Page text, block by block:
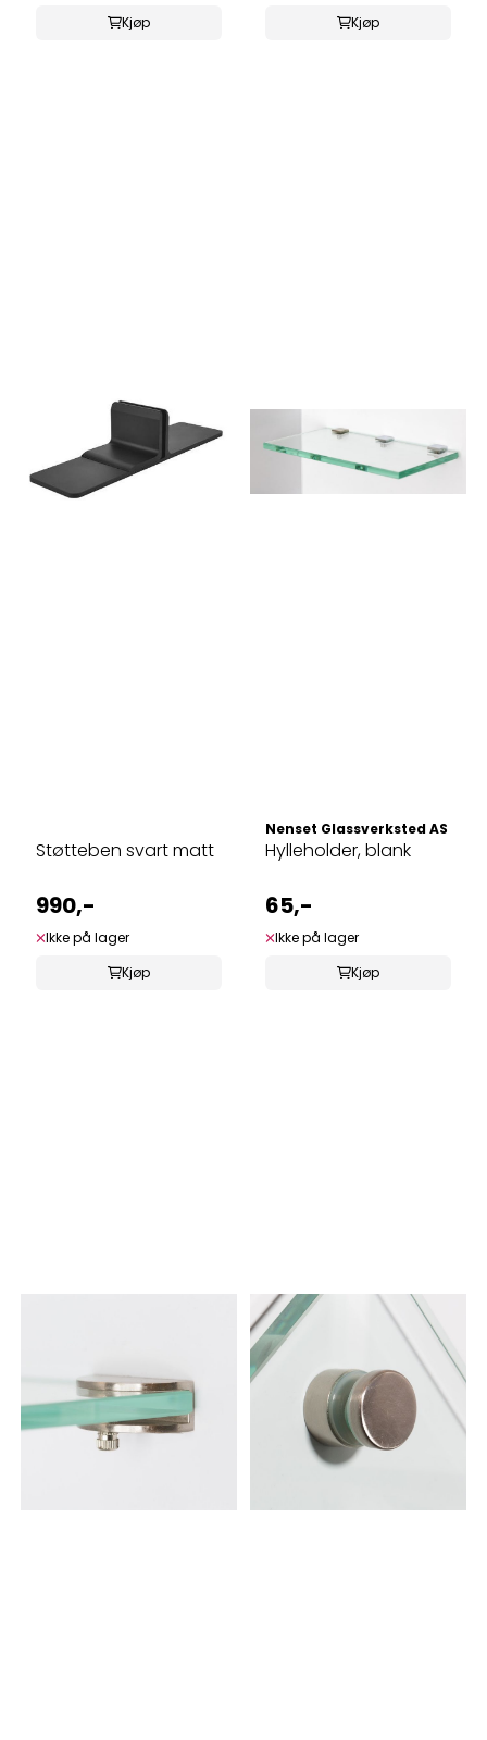
Kjøp
Kjøp
Støtteben svart matt
990,-
Ikke på lager
Kjøp
Nenset Glassverksted AS
Hylleholder, blank
65,-
Ikke på lager
Kjøp